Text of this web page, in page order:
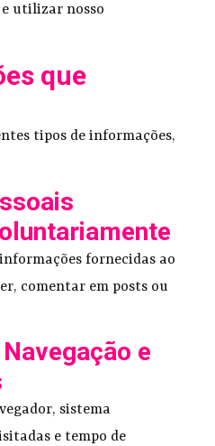
utilizar nosso
que
tipos de informações,
fornecidas ao
comentar em posts ou
e
sistema
e tempo de